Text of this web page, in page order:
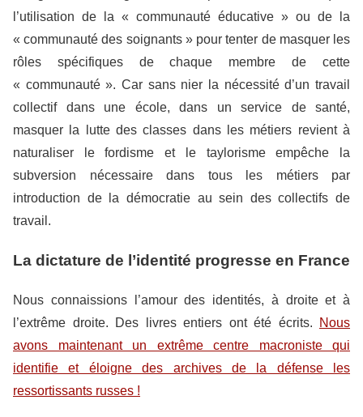
l’utilisation de la « communauté éducative » ou de la
« communauté des soignants » pour tenter de masquer les
rôles spécifiques de chaque membre de cette
« communauté ». Car sans nier la nécessité d’un travail
collectif dans une école, dans un service de santé,
masquer la lutte des classes dans les métiers revient à
naturaliser le fordisme et le taylorisme empêche la
subversion nécessaire dans tous les métiers par
introduction de la démocratie au sein des collectifs de
travail.
La dictature de l’identité progresse en France
Nous connaissions l’amour des identités, à droite et à
l’extrême droite. Des livres entiers ont été écrits.
Nous
avons maintenant un extrême centre macroniste qui
identifie et éloigne des archives de la défense les
ressortissants russes !